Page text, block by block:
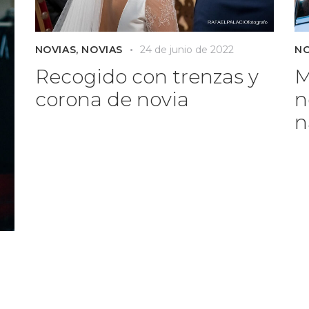
NOVIAS, NOVIAS 24 de junio de 2022
Recogido con trenzas y
corona de novia